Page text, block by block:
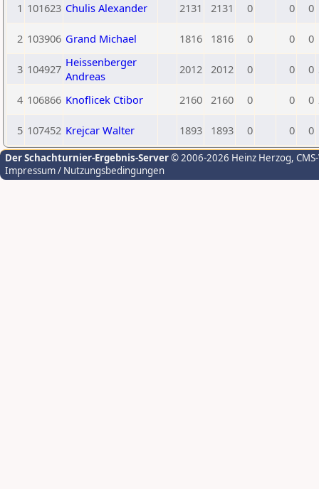
1 101623 Chulis Alexander 2131 2131 0 0 0
2 103906 Grand Michael 1816 1816 0 0 0
3 104927 Heissenberger
Andreas
2012 2012 0 0 0
4 106866 Knoflicek Ctibor 2160 2160 0 0 0
5 107452 Krejcar Walter 1893 1893 0 0 0
Der Schachturnier-Ergebnis-Server© 2006-2026 Heinz Herzog,
Impressum / Nutzungsbedingungen